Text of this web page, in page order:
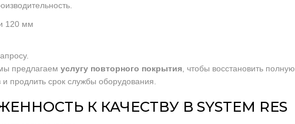
120 мм
предлагаем услугу повторного покрытия , чтобы восстановить полную
продлить срок службы оборудования.
К КАЧЕСТВУ В SYSTEM RES